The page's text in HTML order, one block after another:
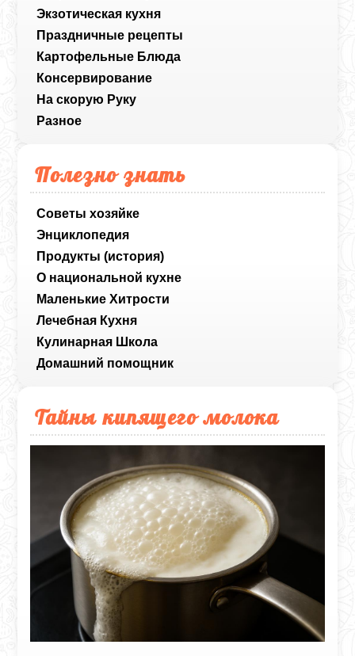
Экзотическая кухня
Праздничные рецепты
Картофельные Блюда
Консервирование
На скорую Руку
Разное
Полезно знать
Советы хозяйке
Энциклопедия
Продукты (история)
О национальной кухне
Маленькие Хитрости
Лечебная Кухня
Кулинарная Школа
Домашний помощник
Тайны кипящего молока